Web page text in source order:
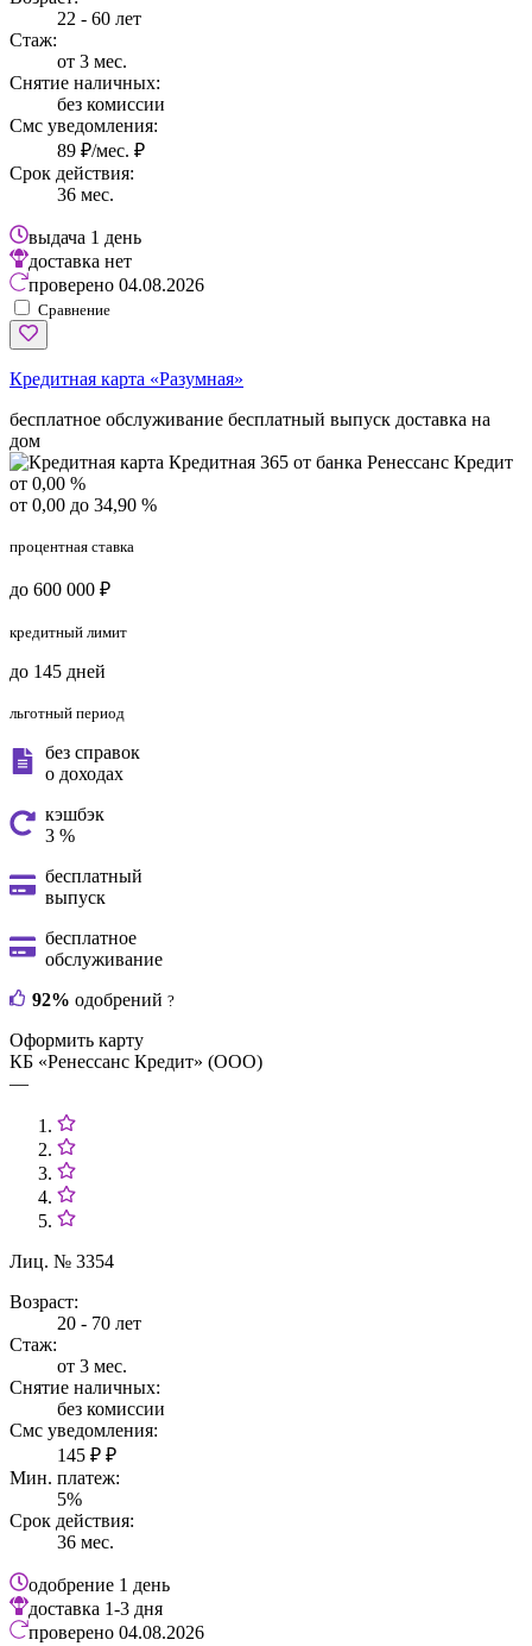
22 - 60 лет
Стаж:
от 3 мес.
Снятие наличных:
без комиссии
Смс уведомления:
89 ₽/мес. ₽
Срок действия:
36 мес.
выдача 1 день
доставка нет
проверено 04.08.2026
Сравнение
Кредитная карта «Разумная»
бесплатное обслуживание бесплатный выпуск доставка на
дом
от 0,00 %
от 0,00 до 34,90 %
процентная ставка
до 600 000 ₽
кредитный лимит
до 145 дней
льготный период
без справок
о доходах
кэшбэк
3 %
бесплатный
выпуск
бесплатное
обслуживание
92% одобрений ?
Оформить карту
КБ «Ренессанс Кредит» (ООО)
—
Лиц. № 3354
Возраст:
20 - 70 лет
Стаж:
от 3 мес.
Снятие наличных:
без комиссии
Смс уведомления:
145 ₽ ₽
Мин. платеж:
5%
Срок действия:
36 мес.
одобрение 1 день
доставка 1-3 дня
проверено 04.08.2026